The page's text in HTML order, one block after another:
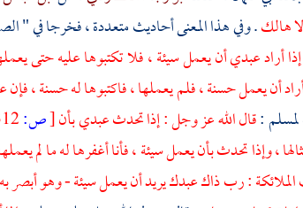
هالك. وفي هذا المعنى أحاديث متعددة ، فخرجا في
أراد عبدي أن يعمل سيئة ، فلا تكتبوها عليه حتى
أن يعمل حسنة ، فلم يعملها ، فاكتبوها له حسنة ،
لمسلم:قال الله عز وجل : إذا تحدث عبدي بأن[ص:
، وإذا تحدث بأن يعمل سيئة ، فأنا أغفرها له ما لم
: رب ذاك عبدك يريد أن يعمل سيئة - وهو أبصر به